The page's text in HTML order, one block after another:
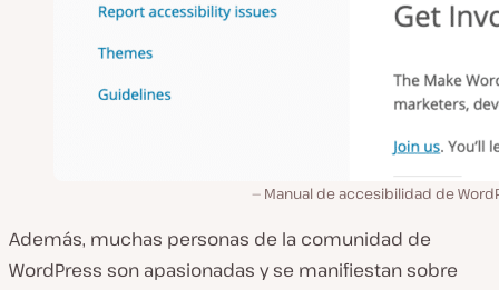
Manual de accesibilidad de
Además, muchas personas de la comunidad de
WordPress son apasionadas y se manifiestan sobre